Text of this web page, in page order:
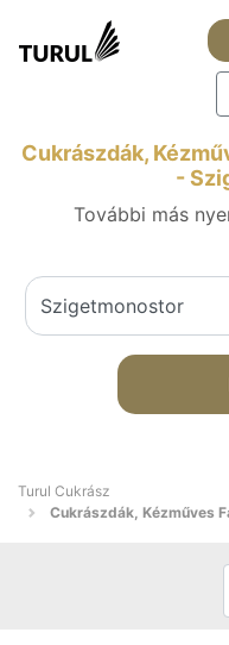
Cukrászdák,
-
További más
Turul Cukrász
Cukrászdák, Kézműves